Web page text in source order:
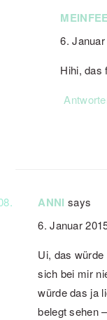
6.
Hihi, das
ANNI says
6. Januar
Ui, das
sich bei mir
würde das ja
belegt sehen